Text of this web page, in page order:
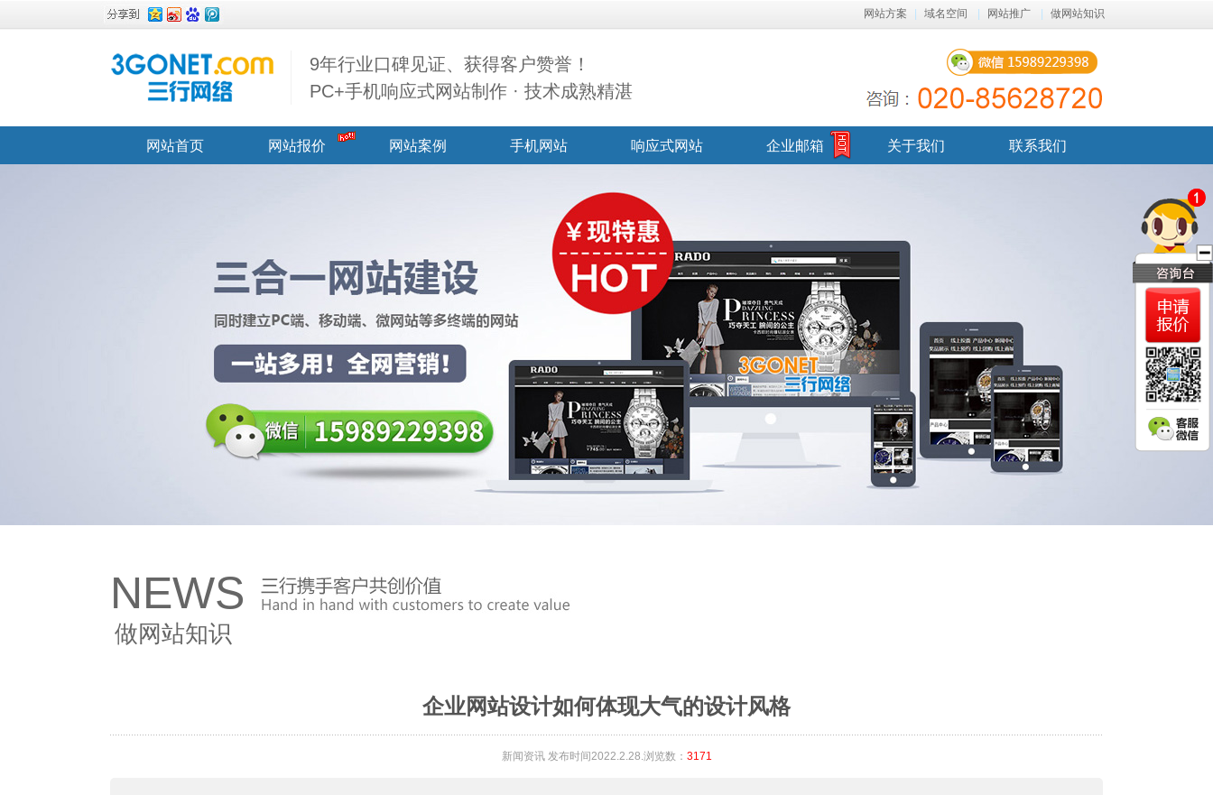
做网站知识
网站推广
域名空间
网站方案
9年行业口碑见证、获得客户赞誉！
PC+手机响应式网站制作 · 技术成熟精湛
网站首页 网站报价 网站案例 手机网站 响应式网站 企业邮箱 关于我们 联系我们
NEWS
做网站知识
企业网站设计如何体现大气的设计风格
新闻资讯发布时间2022.2.28.浏览数： 3171